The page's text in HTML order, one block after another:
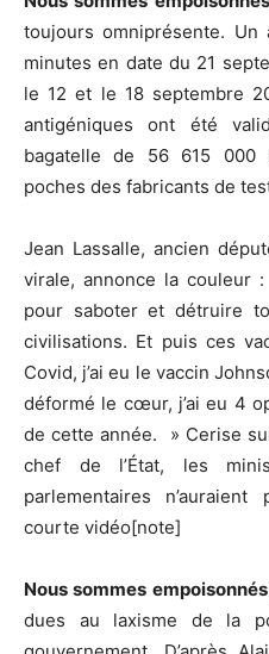
toujours omniprésente.
minutes en date du 21
le 12 et le 18 septembre
antigéniques ont été
bagatelle de 56 615 000
poches des fabricants de
Jean Lassalle, ancien
virale, annonce la couleur
pour saboter et détruire
civilisations. Et puis ces
Covid, j’ai eu le vaccin
déformé le cœur, j’ai eu 4
de cette année. » Cerise
chef de l’État, les
parlementaires
courte vidéo[note]
Nous sommes empoisonnés
dues au laxisme de la